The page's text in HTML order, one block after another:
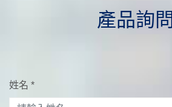
產品詢問
姓名 *